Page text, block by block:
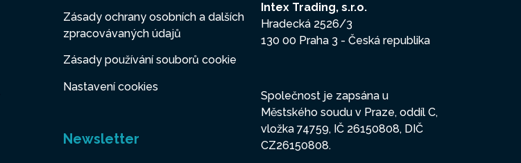
Zásady ochrany osobních a dalších
zpracovávaných údajů
Zásady používání souborů cookie
Nastavení cookies
Newsletter
Intex Trading, s.r.o.
Hradecká 2526/3
130 00 Praha 3 - Česká republika
Společnost je zapsána u
Městského soudu v Praze, oddíl C,
vložka 74759, IČ 26150808, DIČ
CZ26150808.